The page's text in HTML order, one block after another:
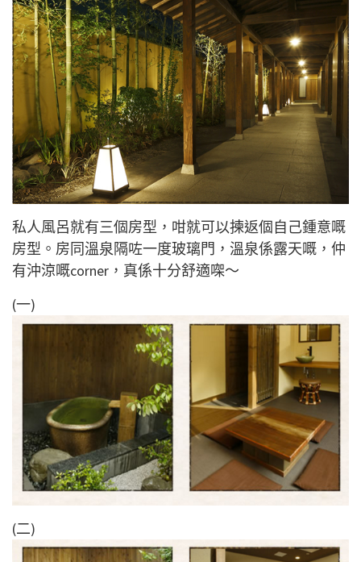
私人風呂就有三個房型，咁就可以揀返個自己鍾意嘅
房型。房同溫泉隔咗一度玻璃門，溫泉係露天嘅，仲
有沖涼嘅corner，真係十分舒適㗎～
(一)
(二)